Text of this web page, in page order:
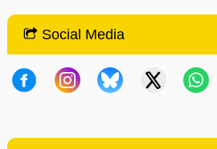
Social Media